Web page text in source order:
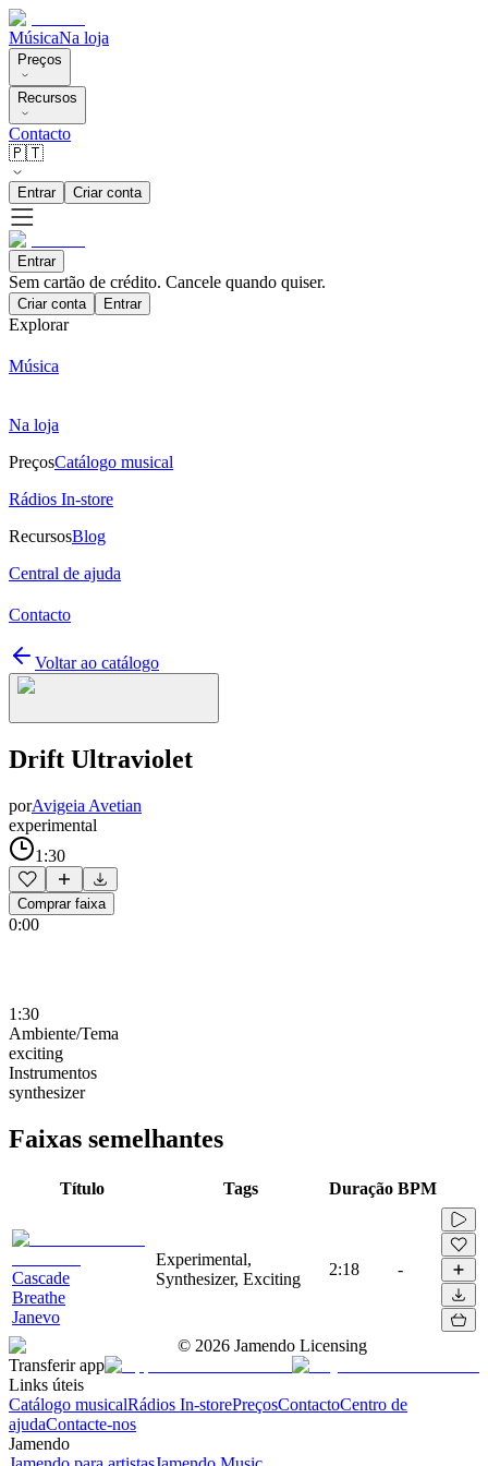
MúsicaNa loja
Preços
Recursos
Contacto
🇵🇹
Entrar Criar conta
Entrar
Sem cartão de crédito. Cancele quando quiser.
Criar conta Entrar
Explorar
Música
Na loja
PreçosCatálogo musical
Rádios In-store
RecursosBlog
Central de ajuda
Contacto
Voltar ao catálogo
Drift Ultraviolet
porAvigeia Avetian
experimental
1:30
Comprar faixa
0:00
1:30
Ambiente/Tema
exciting
Instrumentos
synthesizer
Faixas semelhantes
Título Tags Duração BPM
Cascade
Breathe
Janevo
Experimental,
Synthesizer, Exciting
2:18 -
© 2026 Jamendo Licensing
Transferir app
Links úteis
Catálogo musicalRádios In-storePreçosContactoCentro de
ajudaContacte-nos
Jamendo